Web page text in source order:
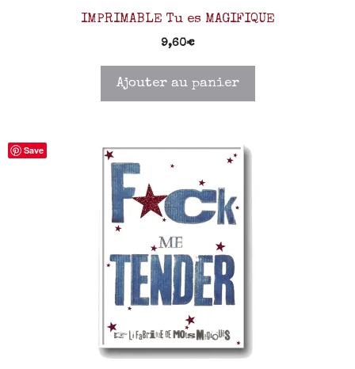
IMPRIMABLE Tu es MAGIFIQUE
9,60€
Ajouter au panier
Save